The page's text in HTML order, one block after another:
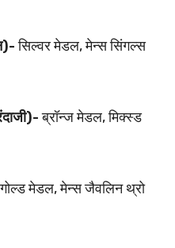
सिल्वर मेडल, मेन्स सिंगल्स
ब्रॉन्ज मेडल, मिक्स्ड
गोल्ड मेडल, मेन्स जैवलिन थ्रो